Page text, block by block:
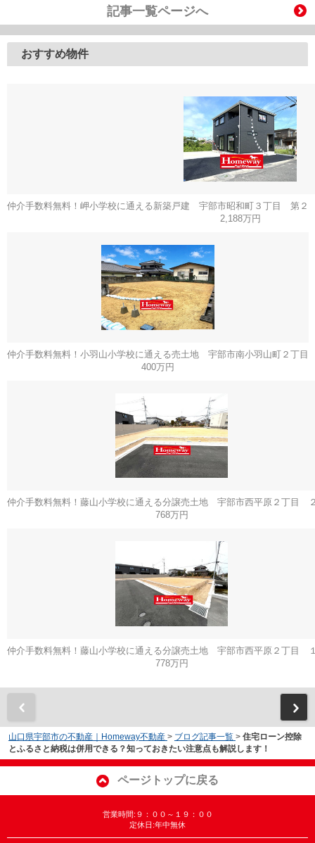
記事一覧ページへ
おすすめ物件
仲介手数料無料！岬小学校に通える新築戸建 宇部市昭和町３丁目 第
2,188万円
仲介手数料無料！小羽山小学校に通える売土地 宇部市南小羽山町２丁目
400万円
仲介手数料無料！藤山小学校に通える分譲売土地 宇部市西平原２丁目
768万円
仲介手数料無料！藤山小学校に通える分譲売土地 宇部市西平原２丁目
778万円
山口県宇部市の不動産｜Homeway不動産 > ブログ記事一覧 > 住宅ローン控除
とふるさと納税は併用できる？知っておきたい注意点も解説します！
ページトップに戻る
営業時間:９：００～１９：００
定休日:年中無休